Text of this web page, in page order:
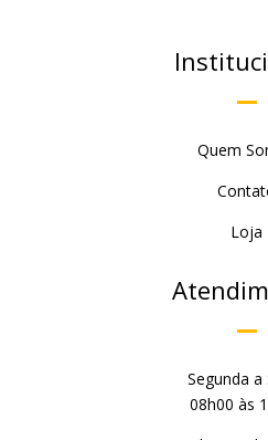
Quem
Loja
Segunda a
08h00 às